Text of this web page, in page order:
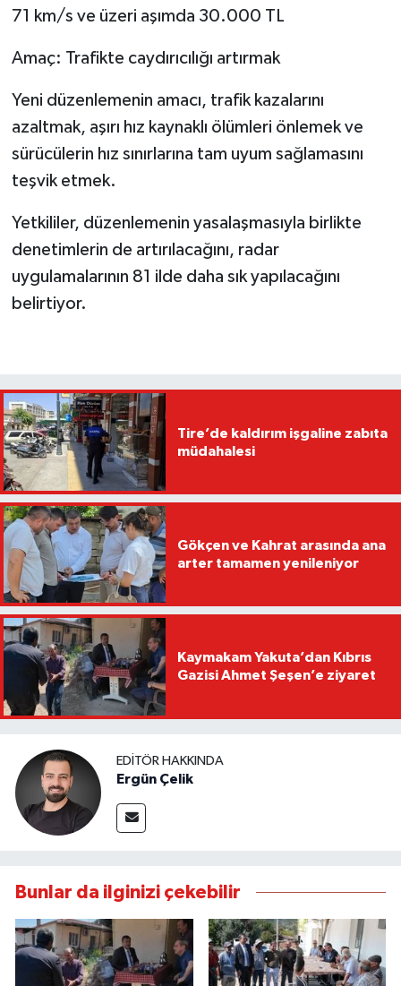
71 km/s ve üzeri aşımda 30.000 TL
Amaç: Trafikte caydırıcılığı artırmak
Yeni düzenlemenin amacı, trafik kazalarını
azaltmak, aşırı hız kaynaklı ölümleri önlemek ve
sürücülerin hız sınırlarına tam uyum sağlamasını
teşvik etmek.
Yetkililer, düzenlemenin yasalaşmasıyla birlikte
denetimlerin de artırılacağını, radar
uygulamalarının 81 ilde daha sık yapılacağını
belirtiyor.
Tire’de kaldırım işgaline zabıta
müdahalesi
Gökçen ve Kahrat arasında ana
arter tamamen yenileniyor
Kaymakam Yakuta’dan Kıbrıs
Gazisi Ahmet Şeşen’e ziyaret
EDITÖR HAKKINDA
Ergün Çelik
Bunlar da ilginizi çekebilir